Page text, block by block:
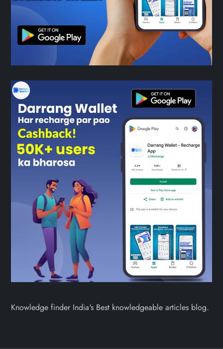
Knowledge finder India's Best knowledgeable articles blog.